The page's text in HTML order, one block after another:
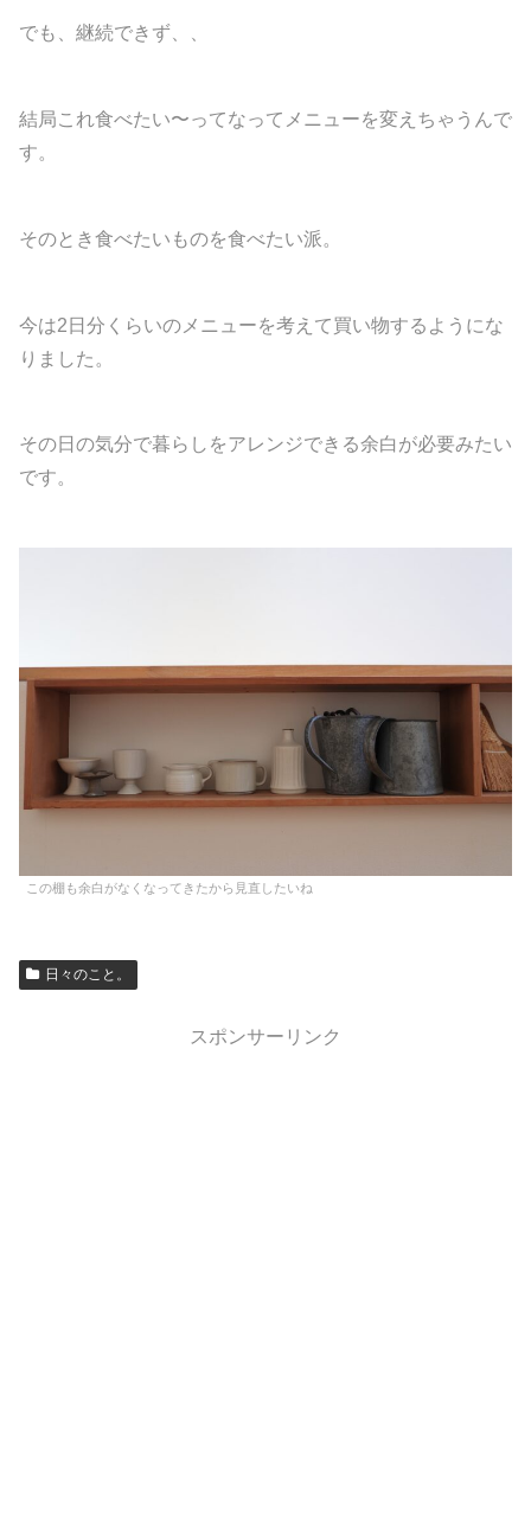
でも、継続できず、、
結局これ食べたい〜ってなってメニューを変えちゃうんで
す。
そのとき食べたいものを食べたい派。
今は2日分くらいのメニューを考えて買い物するようにな
りました。
その日の気分で暮らしをアレンジできる余白が必要みたい
です。
この棚も余白がなくなってきたから見直したいね
日々のこと。
スポンサーリンク